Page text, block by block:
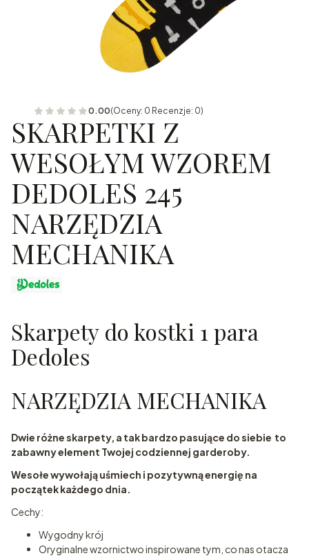
0.00(Oceny: 0 Recenzje: 0)
SKARPETKI Z
WESOŁYM WZOREM
DEDOLES 245
NARZĘDZIA
MECHANIKA
Skarpety do kostki 1 para
Dedoles
NARZĘDZIA MECHANIKA
Dwie różne skarpety, a tak bardzo pasujące do siebie to
zabawny element Twojej codziennej garderoby.
Wesołe wywołają uśmiech i pozytywną energię na
początek każdego dnia.
Cechy:
Wygodny krój
Oryginalne wzornictwo inspirowane tym, co nas otacza